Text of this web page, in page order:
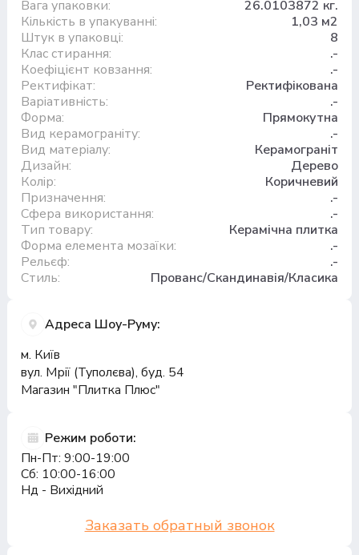
Вага упаковки:
26.0103872 кг.
Кількість в упакуванні:
1,03 м2
Штук в упаковці:
8
Клас стирання:
.-
Коефіцієнт ковзання:
.-
Ректифікат:
Ректифікована
Варіативність:
.-
Форма:
Прямокутна
Вид керамограніту:
.-
Вид матеріалу:
Керамограніт
Дизайн:
Дерево
Колір:
Коричневий
Призначення:
.-
Сфера використання:
.-
Тип товару:
Керамічна плитка
Форма елемента мозаїки:
.-
Рельєф:
.-
Стиль:
Прованс/Скандинавія/Класика
Адреса Шоу-Руму:
м. Київ
вул. Мрії (Туполєва), буд. 54
Магазин "Плитка Плюс"
Режим роботи:
Пн-Пт: 9:00-19:00
Сб: 10:00-16:00
Нд - Вихідний
Заказать обратный звонок